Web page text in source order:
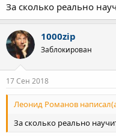
За сколько реально
1000zip
Заблокирован
17 Сен 2018
Леонид Романов
За сколько реально